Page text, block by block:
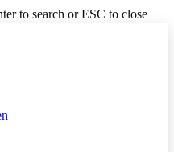
to search or ESC to close